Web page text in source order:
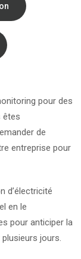
pour des
êtes
de
entreprise pour
d’électricité
en le
pour anticiper la
jours.